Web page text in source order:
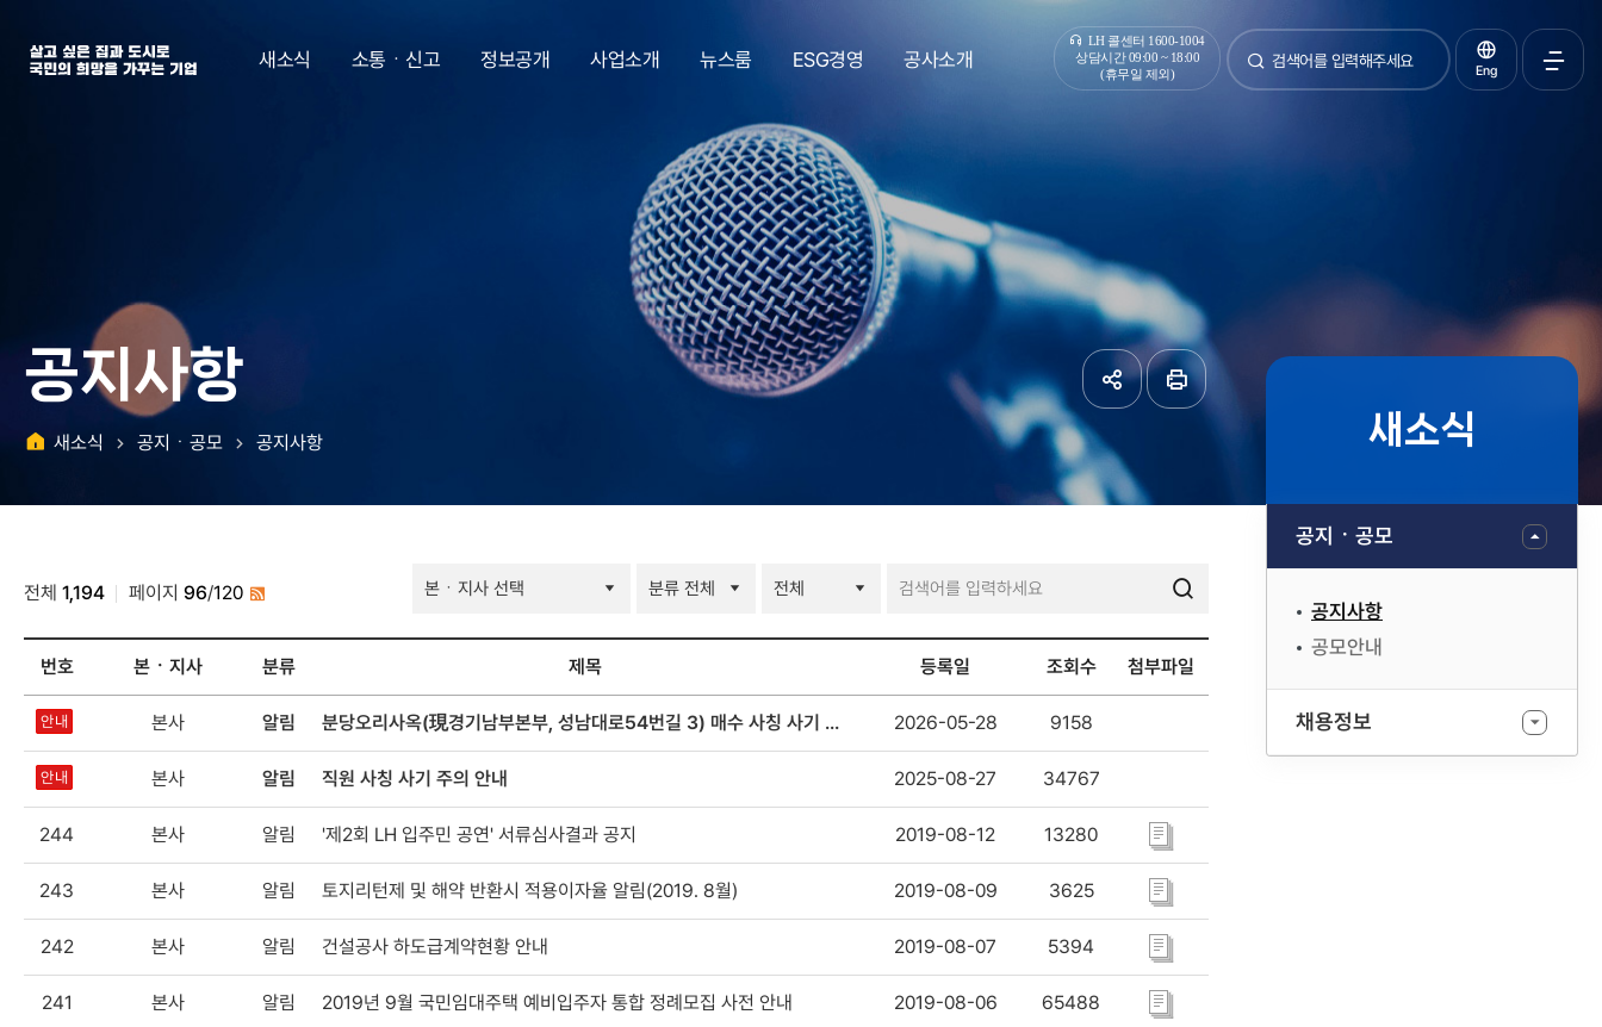
살고 싶은 집과 도시로 국민의 희망을 가꾸는 기업 | 한국토지주택공사
LH 콜센터 1600-1004
상담시간 09:00 ~ 18:00
(휴무일 제외)
통합검색
Eng
새소식 소통ㆍ신고 정보공개 사업소개 뉴스룸 ESG경영 공사소개
공지사항
새소식
공지ㆍ공모
공지사항
공모안내
채용정보
새소식 공지ㆍ공모 공지사항 공유하기
소식-
공지/
검색
전체 1,194 페이지 96/120
소식-
공지/
공모-
공지사항
목록
번호,
·
지사,
분류,
제목,
번호 본ㆍ지사 분류 제목 등록일 조회수 첨부파일
안내 본사 알림
분당오리사옥(現경기남부본부, 성남대로54번길 3) 매수 사칭 사기 주
의
2026-05-28 9158
안내 본사 알림 직원 사칭 사기 주의 안내 2025-08-27 34767
244 본사 알림 '제2회 LH 입주민 공연' 서류심사결과 공지 2019-08-12 13280
243 본사 알림 토지리턴제 및 해약 반환시 적용이자율 알림(2019. 8월) 2019-08-09 3625
242 본사 알림 건설공사 하도급계약현황 안내 2019-08-07 5394
241 본사 알림 2019년 9월 국민임대주택 예비입주자 통합 정례모집 사전 안내 2019-08-06 65488